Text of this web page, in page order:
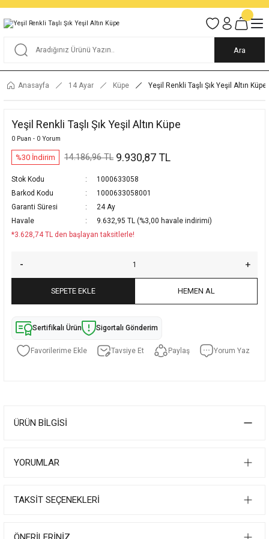
Tüm Alışverişlerde KARGO BEDAVA
Garantili Ve Sigortalı Kargo
Ankara İçi Elden Teslimat İmkanı
24/7 Müşteri Destek Hizmeti
Ara
Anasayfa 14 Ayar Küpe Yeşil Renkli Taşlı Şık Yeşil Altın Küpe
Yeşil Renkli Taşlı Şık Yeşil Altın Küpe
0 Puan - 0 Yorum
%30 İndirim 14.186,96 TL 9.930,87 TL
Stok Kodu
1000633058
Barkod Kodu
1000633058001
Garanti Süresi
24 Ay
Havale
9.632,95 TL (%3,00 havale indirimi)
*3.628,74 TL den başlayan taksitlerle!
SEPETE EKLE HEMEN AL
Sertifikalı Ürün Sigortalı Gönderim
Tavsiye Et Paylaş Yorum Yaz
ÜRÜN BILGISI
YORUMLAR
TAKSIT SEÇENEKLERI